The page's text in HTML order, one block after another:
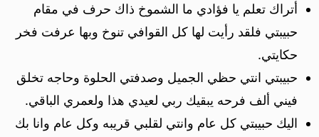
أتراك تعلم يا فؤادي ما الشموخ ذاك حرف في مقام
حبيبتي فلقد رأيت لها كل القوافي تنوخ وبها عرفت فخر
حكايتي.
حبيبتي انتي حظي الجميل وصدفتي الحلوة وحاجه تخلق
فيني ألف فرحه يبقيك ربي لعيدي هذا ولعمري الباقي.
اليك حبيبتي كل عام وانتي لقلبي قريبه وكل عام وانا بك